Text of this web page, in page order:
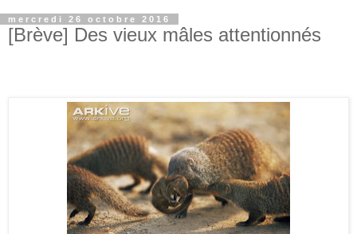
mercredi 26 octobre 2016
[Brève] Des vieux mâles attentionnés